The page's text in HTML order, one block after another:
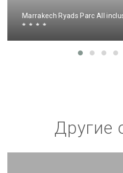
Marrakech Ryads Parc All
Другие